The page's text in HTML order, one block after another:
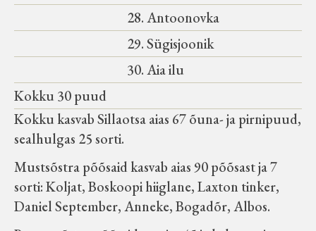
28. Antoonovka
29. Sügisjoonik
30. Aia ilu
Kokku 30 puud
Kokku kasvab Sillaotsa aias 67 õuna- ja pirnipuud,
sealhulgas 25 sorti.
Mustsõstra põõsaid kasvab aias 90 põõsast ja 7
sorti: Koljat, Boskoopi hiiglane, Laxton tinker,
Daniel September, Anneke, Bogadõr, Albos.